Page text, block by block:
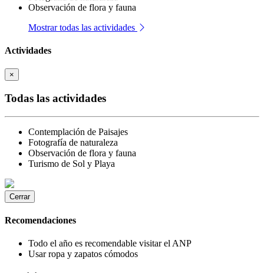
Observación de flora y fauna
Mostrar todas las actividades
Actividades
×
Todas las actividades
Contemplación de Paisajes
Fotografía de naturaleza
Observación de flora y fauna
Turismo de Sol y Playa
Cerrar
Recomendaciones
Todo el año es recomendable visitar el ANP
Usar ropa y zapatos cómodos